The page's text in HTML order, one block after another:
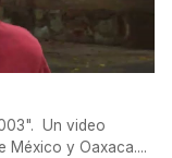
Un video
México y Oaxaca....